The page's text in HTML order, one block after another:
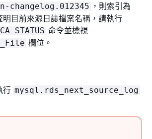
changelog.012345 ，則索引為
明目前來源日誌檔案名稱，請執行
STATUS 命令並檢視
欄位。
行 mysql.rds_next_source_log